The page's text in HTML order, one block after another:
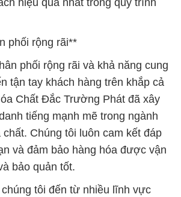
hiệu quả nhất trong quy trình
phối rộng rãi**
phối rộng rãi và khả năng cung
tận tay khách hàng trên khắp cả
Chất Đắc Trường Phát đã xây
tiếng mạnh mẽ trong ngành
Chúng tôi luôn cam kết đáp
và đảm bảo hàng hóa được vận
bảo quản tốt.
tôi đến từ nhiều lĩnh vực